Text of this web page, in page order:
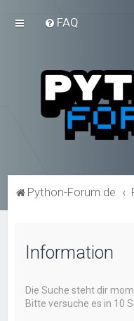
FAQ
Python-Forum.de
Information
Die Suche steht dir
Bitte versuche es in 10